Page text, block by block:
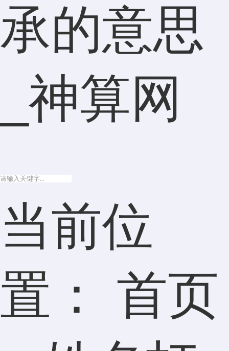
承的意思
_神算网
当前位
置： 首页